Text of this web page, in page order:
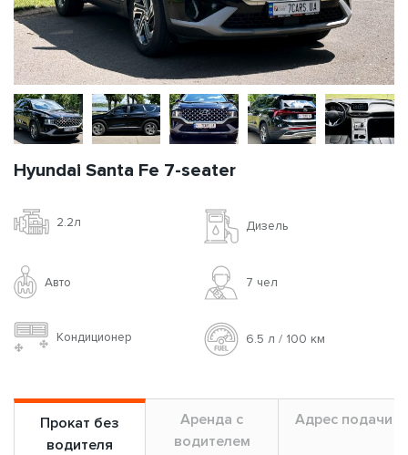
Hyundai Santa Fe 7-seater
2.2л Дизель
Авто 7 чел
Кондиционер 6.5 л / 100 км
Прокат без
водителя
Аренда с
водителем
Адрес подачи